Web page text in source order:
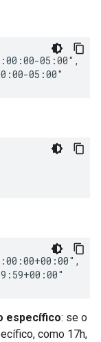
05:00",
05:00"
específico: se o
como 17h,